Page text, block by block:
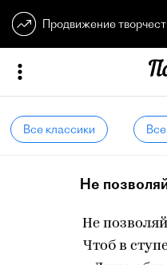
Продвижение
Все классики
Не
Не
Чтоб в